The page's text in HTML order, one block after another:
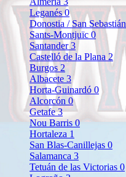
Leganés0
Donostia / San Sebastián
Sants-Montjuïc 0
Santander3
Castelló de la Plana2
Burgos 2
Albacete 3
Horta-Guinardó 0
Alcorcón 0
Getafe3
Nou Barris0
Hortaleza 1
San Blas-Canillejas 0
Salamanca 3
Tetuán de las Victorias 0